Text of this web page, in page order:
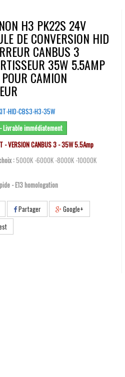
H3 PK22S 24V
DE CONVERSION HID
CANBUS 3
35W 5.5AMP
CAMION
HID-CBS3-H3-35W
Livrable immédiatement
- VERSION CANBUS 3 - 35W 5.5Amp
:5000K -6000K -8000K -10000K
- E13 homologation
Partager
Google+